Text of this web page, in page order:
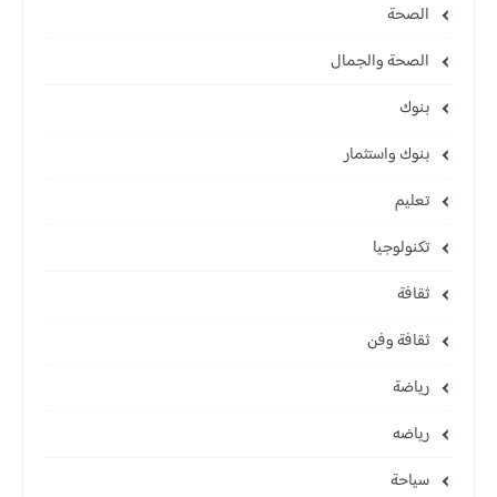
الصحة
الصحة والجمال
بنوك
بنوك واستثمار
تعليم
تكنولوجيا
ثقافة
ثقافة وفن
رياضة
رياضه
سياحة